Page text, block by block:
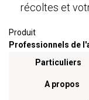
récoltes et
Produit
Professionnels de
Menu
Particuliers
A propos